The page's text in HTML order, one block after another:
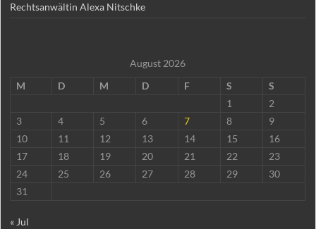
Rechtsanwältin Alexa Nitschke
August 2026
M
D M D F S
S
1
2
3
4 5 6 7 8
9
10
11 12 13 14 15
16
17
18 19 20 21 22
23
24
25 26 27 28 29
30
31
« Jul